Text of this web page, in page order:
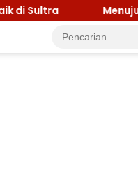
Menuju Jamnas